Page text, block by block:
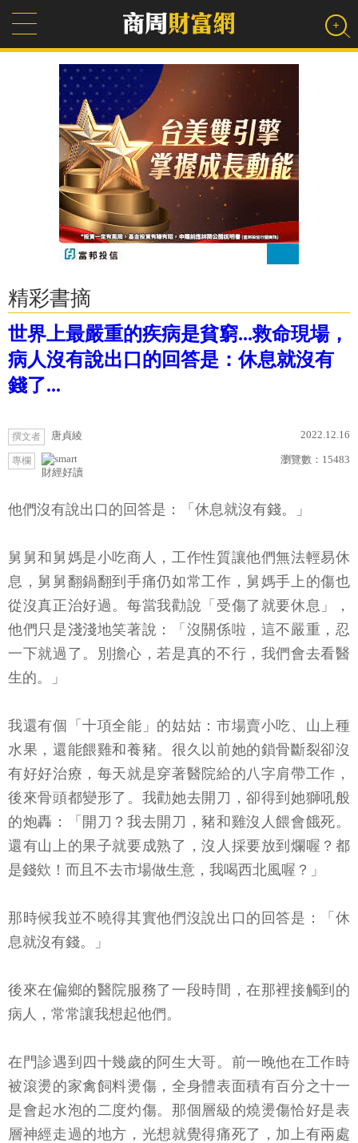
精彩書摘
世界上最嚴重的疾病是貧窮...救命現場，
病人沒有說出口的回答是：休息就沒有
錢了...
撰文者 唐貞綾 2022.12.16
專欄
財經好讀
瀏覽數： 15483
他們沒有說出口的回答是：「休息就沒有錢。」
舅舅和舅媽是小吃商人，工作性質讓他們無法輕易休
息，舅舅翻鍋翻到手痛仍如常工作，舅媽手上的傷也
從沒真正治好過。每當我勸說「受傷了就要休息」，
他們只是淺淺地笑著說：「沒關係啦，這不嚴重，忍
一下就過了。別擔心，若是真的不行，我們會去看醫
生的。」
我還有個「十項全能」的姑姑：市場賣小吃、山上種
水果，還能餵雞和養豬。很久以前她的鎖骨斷裂卻沒
有好好治療，每天就是穿著醫院給的八字肩帶工作，
後來骨頭都變形了。我勸她去開刀，卻得到她獅吼般
的炮轟：「開刀？我去開刀，豬和雞沒人餵會餓死。
還有山上的果子就要成熟了，沒人採要放到爛喔？都
是錢欸！而且不去市場做生意，我喝西北風喔？」
那時候我並不曉得其實他們沒說出口的回答是：「休
息就沒有錢。」
後來在偏鄉的醫院服務了一段時間，在那裡接觸到的
病人，常常讓我想起他們。
在門診遇到四十幾歲的阿生大哥。前一晚他在工作時
被滾燙的家禽飼料燙傷，全身體表面積有百分之十一
是會起水泡的二度灼傷。那個層級的燒燙傷恰好是表
層神經走過的地方，光想就覺得痛死了，加上有兩處